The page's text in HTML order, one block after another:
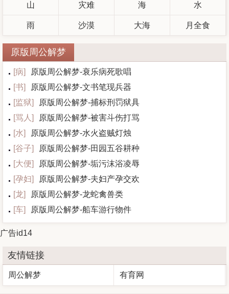
山 灾难 海 水
雨 沙漠 大海 月全食
原版周公解梦
[病]
原版周公解梦-衰乐病死歌唱
[书]
原版周公解梦-文书笔现兵器
[监狱]
原版周公解梦-捕标刑罚狱具
[骂人 ]
原版周公解梦-被害斗伤打骂
[水]
原版周公解梦-水火盗贼灯烛
[谷子]
原版周公解梦-田园五谷耕种
[大便]
原版周公解梦-垢污沫浴凌辱
[孕妇]
原版周公解梦-夫妇产孕交欢
[龙]
原版周公解梦-龙蛇禽兽类
[车] 原版周公解梦-船车游行物件
广告id14
友情链接
周公解梦 有育网